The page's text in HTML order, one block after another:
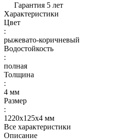
Гарантия 5 лет
Характеристики
Цвет
:
рыжевато-коричневый
Водостойкость
:
полная
Толщина
:
4 мм
Размер
:
1220x125x4 мм
Все характеристики
Описание